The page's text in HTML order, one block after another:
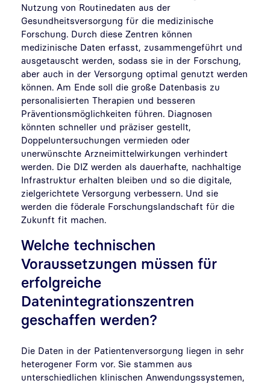
Nutzung von Routinedaten aus der
Gesundheitsversorgung für die medizinische
Forschung. Durch diese Zentren können
medizinische Daten erfasst, zusammengeführt und
ausgetauscht werden, sodass sie in der Forschung,
aber auch in der Versorgung optimal genutzt werden
können. Am Ende soll die große Datenbasis zu
personalisierten Therapien und besseren
Präventionsmöglichkeiten führen. Diagnosen
könnten schneller und präziser gestellt,
Doppeluntersuchungen vermieden oder
unerwünschte Arzneimittelwirkungen verhindert
werden. Die DIZ werden als dauerhafte, nachhaltige
Infrastruktur erhalten bleiben und so die digitale,
zielgerichtete Versorgung verbessern. Und sie
werden die föderale Forschungslandschaft für die
Zukunft fit machen.
Welche technischen
Voraussetzungen müssen für
erfolgreiche
Datenintegrationszentren
geschaffen werden?
Die Daten in der Patientenversorgung liegen in sehr
heterogener Form vor. Sie stammen aus
unterschiedlichen klinischen Anwendungssystemen,